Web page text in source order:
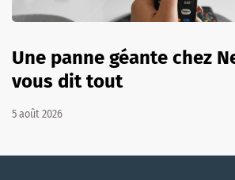
Une panne géante chez
vous dit tout
5 août 2026